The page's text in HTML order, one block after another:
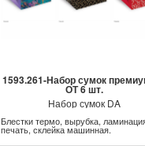
1593.261-Набор сумок
ОТ 6 шт.
Набор сумок DA
Блестки термо, вырубка,
печать, склейка машинная.